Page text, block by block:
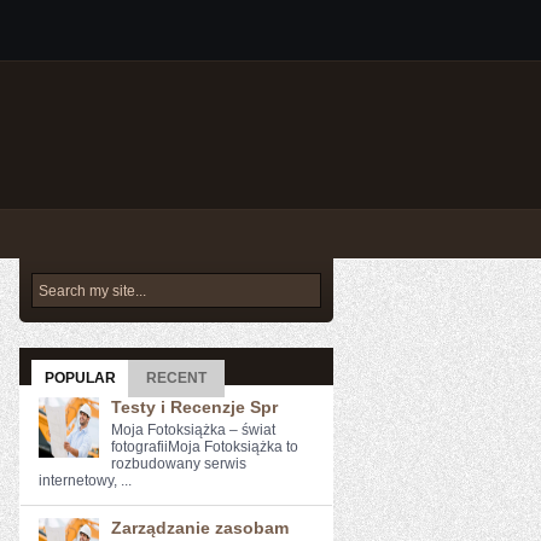
POPULAR RECENT
Testy i Recenzje Spr
Moja Fotoksiążka – świat
fotografiiMoja Fotoksiążka to
rozbudowany serwis
internetowy, ...
Zarządzanie zasobam